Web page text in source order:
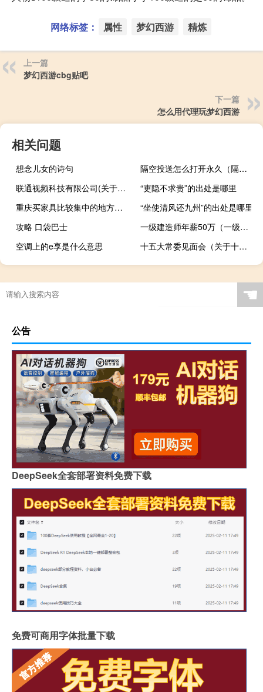
网络标签： 属性 梦幻西游 精炼
上一篇
梦幻西游cbg贴吧
下一篇
怎么用代理玩梦幻西游
相关问题
想念儿女的诗句
隔空投送怎么打开永久（隔空投送怎么打开）
联通视频科技有限公司(关于联通视频科技有限公司简述)
“吏隐不求贵”的出处是哪里
重庆买家具比较集中的地方（重庆买家具）
“坐使清风还九州”的出处是哪里
攻略 口袋巴士
一级建造师年薪50万（一级建造师年薪）
空调上的e享是什么意思
十五大常委见面会（关于十五大常委见面会的介绍）
☚
公告
DeepSeek全套部署资料免费下载
免费可商用字体批量下载